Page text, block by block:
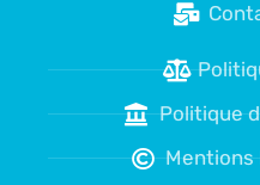
Politique
Mentions